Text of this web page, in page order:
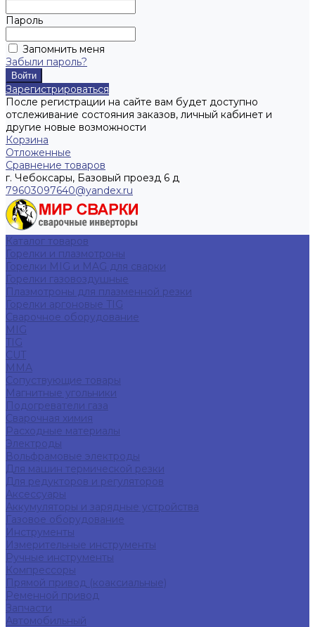
Пароль
Запомнить меня
Забыли пароль?
Зарегистрироваться
После регистрации на сайте вам будет доступно
отслеживание состояния заказов, личный кабинет и
другие новые возможности
Корзина
Отложенные
Сравнение товаров
г. Чебоксары, Базовый проезд 6 д
79603097640@yandex.ru
Каталог товаров
Горелки и плазмотроны
Горелки MIG и MAG для сварки
Горелки газовоздушные
Плазмотроны для плазменной резки
Горелки аргоновые TIG
Сварочное оборудование
MIG
TIG
CUT
ММА
Сопуствующие товары
Магнитные угольники
Подогреватели газа
Сварочная химия
Расходные материалы
Электроды
Вольфрамовые электроды
Для машин термической резки
Для редукторов и регуляторов
Аксессуары
Аккумуляторы и зарядные устройства
Газовое оборудование
Инструменты
Измерительные инструменты
Ручные инструменты
Компрессоры
Прямой привод (коаксиальные)
Ременной привод
Запчасти
Автомобильный